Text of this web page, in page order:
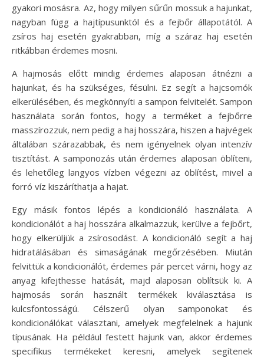
gyakori mosásra. Az, hogy milyen sűrűn mossuk a hajunkat,
nagyban függ a hajtípusunktól és a fejbőr állapotától. A
zsíros haj esetén gyakrabban, míg a száraz haj esetén
ritkábban érdemes mosni.
A hajmosás előtt mindig érdemes alaposan átnézni a
hajunkat, és ha szükséges, fésülni. Ez segít a hajcsomók
elkerülésében, és megkönnyíti a sampon felvitelét. Sampon
használata során fontos, hogy a terméket a fejbőrre
masszírozzuk, nem pedig a haj hosszára, hiszen a hajvégek
általában szárazabbak, és nem igényelnek olyan intenzív
tisztítást. A samponozás után érdemes alaposan öblíteni,
és lehetőleg langyos vízben végezni az öblítést, mivel a
forró víz kiszáríthatja a hajat.
Egy másik fontos lépés a kondicionáló használata. A
kondicionálót a haj hosszára alkalmazzuk, kerülve a fejbőrt,
hogy elkerüljük a zsírosodást. A kondicionáló segít a haj
hidratálásában és simaságának megőrzésében. Miután
felvittük a kondicionálót, érdemes pár percet várni, hogy az
anyag kifejthesse hatását, majd alaposan öblítsük ki. A
hajmosás során használt termékek kiválasztása is
kulcsfontosságú. Célszerű olyan samponokat és
kondicionálókat választani, amelyek megfelelnek a hajunk
típusának. Ha például festett hajunk van, akkor érdemes
specifikus termékeket keresni, amelyek segítenek